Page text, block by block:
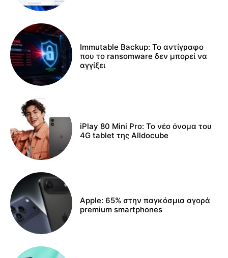
Immutable Backup: Το αντίγραφο
που το ransomware δεν μπορεί να
αγγίξει
iPlay 80 Mini Pro: Το νέο όνομα του
4G tablet της Alldocube
Apple: 65% στην παγκόσμια αγορά
premium smartphones